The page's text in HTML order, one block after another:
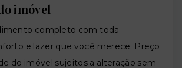
imóvel
completo com toda
e lazer que você merece. Preço
do imóvel sujeitos a alteração sem